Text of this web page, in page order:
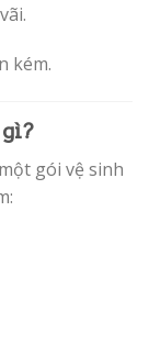
kém.
gói vệ sinh